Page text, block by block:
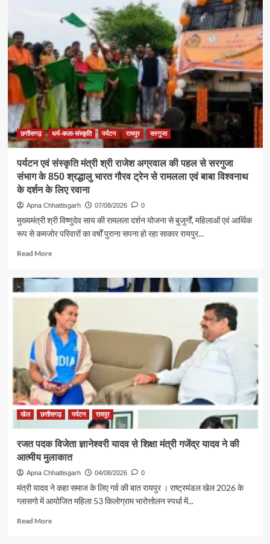
एकजुटता
सामाजिक
विकास
की
बड़ी
शक्ति
राजेश
अग्रवाल
छत्तीसगढ़ धर्म-कला-संस्कृति पर्यटन रायपुर सरगुजा
पर्यटन एवं संस्कृति मंत्री श्री राजेश अग्रवाल की पहल से सरगुजा
संभाग के 850 श्रद्धालु भारत गौरव ट्रेन से रामलला एवं बाबा विश्वनाथ
के दर्शन के लिए रवाना
Apna Chhattisgarh 07/08/2026 0
मुख्यमंत्री श्री विष्णुदेव साय की रामलला दर्शन योजना से बुजुर्गों, महिलाओं एवं आर्थिक
रूप से कमजोर परिवारों का वर्षों पुराना सपना हो रहा साकार रायपुर...
Read MoreRead
पर्यटन
एवं
संस्कृति
मंत्री
श्री
राजेश
अग्रवाल
की
पहल
से
सरगुजा
संभाग
श्रद्धालु
भारत
गौरव
से
रामलला
खेल छत्तीसगढ़ पर्यटन रायपुर
रजत पदक विजेता ज्ञानेश्वरी यादव से शिक्षा मंत्री गजेंद्र यादव ने की
आत्मीय मुलाकात
Apna Chhattisgarh 04/08/2026 0
मंत्री यादव ने कहा समाज के लिए गर्व की बात रायपुर । राष्ट्रमंडल खेल 2026 के
ग्लासगो में आयोजित महिला 53 किलोग्राम भारोत्तोलन स्पर्धा में...
Read MoreRead